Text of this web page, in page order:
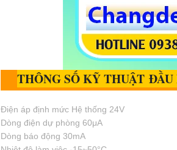
THÔNG SỐ KỸ THUẬT
Điện áp định mức Hệ thống 24V
Dòng điện dự phòng 60μΑ
Dòng báo động 30mA